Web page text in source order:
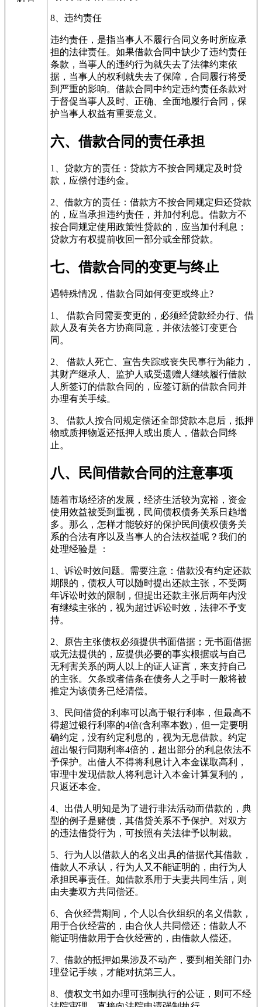
8、违约责任
违约责任，是指当事人不履行合同义务时所应承
担的法律责任。如果借款合同中缺少了违约责任
条款，当事人的违约行为就失去了法律约束依
据，当事人的权利就失去了保障，合同履行将受
到严重的影响。借款合同中约定违约责任条款对
于督促当事人及时、正确、全面地履行合同，保
护当事人权益有重要意义。
六、借款合同的责任承担
1、贷款方的责任：贷款方不按合同规定及时贷
款，应偿付违约金。
2、借款方的责任：借款方不按合同规定归还贷款
的，应当承担违约责任，并加付利息。借款方不
按合同规定使用政策性贷款的，应当加付利息；
贷款方有权提前收回一部分或全部贷款。
七、借款合同的变更与终止
遇特殊情况，借款合同如何变更或终止?
1、 借款合同需要变更的，必须经贷款经办行、借
款人及有关各方协商同意，并依法签订变更合
同。
2、 借款人死亡、宣告失踪或丧失民事行为能力，
其财产继承人、监护人或受遗赠人继续履行借款
人所签订的借款合同的，应签订新的借款合同并
办理有关手续。
3、 借款人按合同规定偿还全部贷款本息后，抵押
物或质押物返还抵押人或出质人，借款合同终
止。
八、民间借款合同的注意事项
随着市场经济的发展，经济生活较为宽裕，资金
使用效益被受到重视，民间债权债务关系日趋增
多。那么，怎样才能较好的保护民间债权债务关
系的合法有序以及当事人的合法权益呢？我们的
处理经验是 ：
1、诉讼时效问题。需要注意：借款没有约定还款
期限的，债权人可以随时提出还款主张，不受两
年诉讼时效的限制，但提出还款主张后两年内没
有继续主张的，视为超过诉讼时效，法律不予支
持。
2、原告主张债权必须提供书面借据；无书面借据
或无法提供的，应提供必要的事实根据或与自己
无利害关系的两人以上的证人证言，来支持自己
的主张。欠条或者借条在债务人之手时一般将被
推定为该债务已经清偿。
3、民间借贷的利率可以高于银行利率，但最高不
得超过银行利率的4倍(含利率本数)，但一定要明
确约定，没有约定利息的，视为无息借款。约定
超出银行同期利率4倍的，超出部分的利息依法不
予保护。出借人不得将利息计入本金谋取高利，
审理中发现借款人将利息计入本金计算复利的，
只返还本金。
4、出借人明知是为了进行非法活动而借款的，典
型的例子是赌债，其借贷关系不予保护。对双方
的违法借贷行为，可按照有关法律予以制裁。
5、行为人以借款人的名义出具的借据代其借款，
借款人不承认，行为人又不能证明的，由行为人
承担民事责任。如借款系用于夫妻共同生活，则
由夫妻双方共同偿还。
6、合伙经营期间，个人以合伙组织的名义借款，
用于合伙经营的，由合伙人共同偿还；借款人不
能证明借款用于合伙经营的，由借款人偿还。
7、借款的抵押如果涉及不动产，要到相关部门办
理登记手续，才能对抗第三人。
8、债权文书如办理可强制执行的公证，则可不经